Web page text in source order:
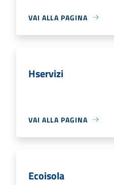
VAI ALLA PAGINA
Hservizi
VAI ALLA PAGINA
Ecoisola